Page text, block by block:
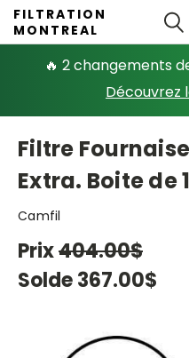
🔥 2 changements
Découvrez
FILTRATION
MONTREAL
Filtre
Extra. Boite de
Camfil
Prix404.00$
Solde367.00$